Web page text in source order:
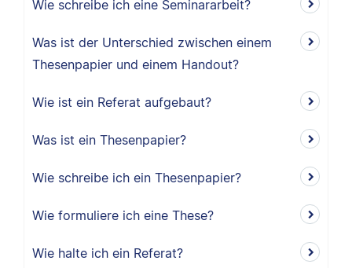
Wie schreibe ich eine Seminararbeit?
Was ist der Unterschied zwischen einem
Thesenpapier und einem Handout?
Wie ist ein Referat aufgebaut?
Was ist ein Thesenpapier?
Wie schreibe ich ein Thesenpapier?
Wie formuliere ich eine These?
Wie halte ich ein Referat?